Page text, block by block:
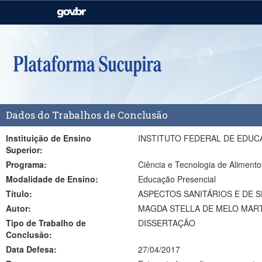
Casa Civil
Pecuária e Abastecimento
Dados do Trabalhos de Conclusão
Instituição de Ensino
Superior:
INSTITUTO FEDERAL DE
Programa:
Ciência e Tecnologia de
Modalidade de Ensino:
Educação Presencial
Título:
ASPECTOS SANITÁRIOS E DE
Autor:
MAGDA STELLA DE MELO
Tipo de Trabalho de
Conclusão:
DISSERTAÇÃO
Data Defesa:
27/04/2017